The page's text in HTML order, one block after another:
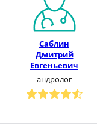
Саблин
Дмитрий
Евгеньевич
андролог